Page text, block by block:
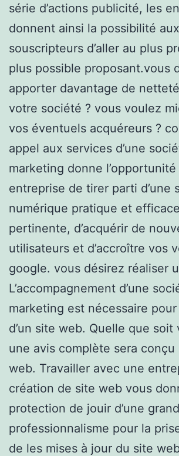
série d’actions publicité, les
donnent ainsi la possibilité aux
souscripteurs d’aller au plus
plus possible proposant.vous
apporter davantage de
votre société ? vous voulez
vos éventuels acquéreurs ?
appel aux services d’une
marketing donne
entreprise de tirer parti d’une
numérique pratique et
pertinente, d’acquérir de
utilisateurs et d’accroître vos
google. vous désirez réaliser
L’accompagnement d’une
marketing est nécessaire
d’un site web. Quelle que soit
une avis complète sera conçu
web. Travailler avec une
création de site web vous
protection de jouir d’une
professionnalisme pour la
de les mises à jour du site